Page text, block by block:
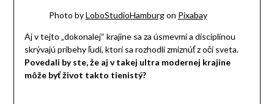
Photo byLoboStudioHamburgon Pixabay
Aj v tejto „dokonalej“ krajine sa za úsmevmi a disciplínou
skrývajú príbehy ľudí, ktorí sa rozhodli zmiznúť z očí sveta.
Povedali by ste, že aj v takej ultra modernej krajine
môže byť život takto tienistý?